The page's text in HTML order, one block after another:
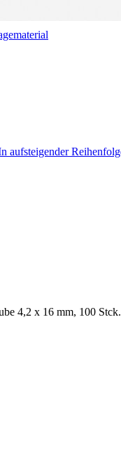
4,2 x 16 mm, 100 Stck.